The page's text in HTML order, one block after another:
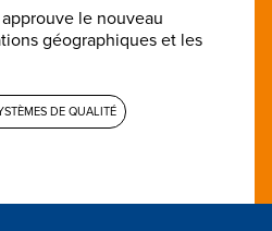
le nouveau
géographiques et les
DE QUALITÉ